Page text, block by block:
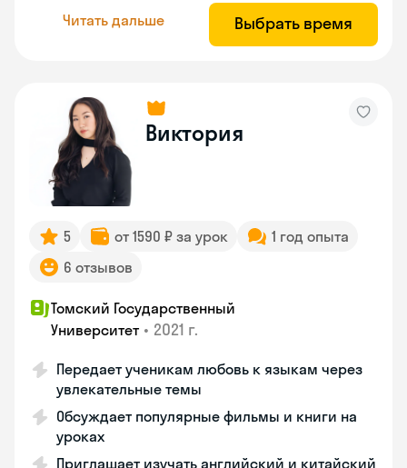
Читать дальше Выбрать время
Виктория
5 от 1590 ₽ за урок
1 год опыта
6 отзывов
Томский Государственный
Университет • 2021 г.
Передает ученикам любовь к языкам через
увлекательные темы
Обсуждает популярные фильмы и книги на
уроках
Приглашает изучать английский и китайский